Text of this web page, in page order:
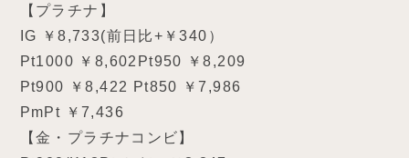
【プラチナ】
IG ￥8,733(前日比+￥340）
Pt1000 ￥8,602Pt950 ￥8,209
Pt900 ￥8,422 Pt850 ￥7,986
PmPt ￥7,436
【金・プラチナコンビ】